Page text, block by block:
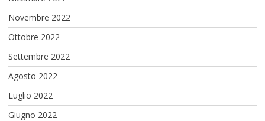
Novembre 2022
Ottobre 2022
Settembre 2022
Agosto 2022
Luglio 2022
Giugno 2022